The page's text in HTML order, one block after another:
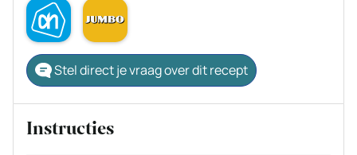
Stel direct je vraag over dit recept
Instructies